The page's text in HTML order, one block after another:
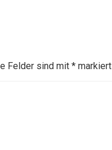
Felder sind mit * markiert